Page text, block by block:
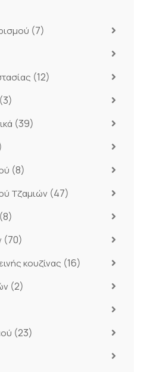
(7)
(12)
(3)
(39)
(8)
Τζαμιών (47)
(8)
(70)
κουζίνας (16)
(2)
(23)